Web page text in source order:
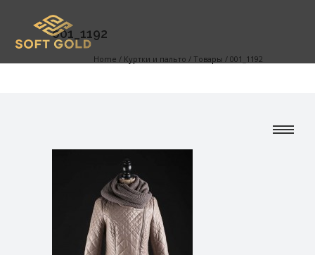
001_1192
Home / Куртки и пальто / Товары / 001_1192